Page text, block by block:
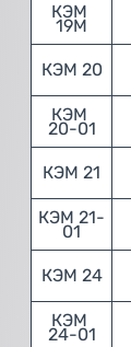
КЭМ
19М
КЭМ 20
КЭМ
20-01
КЭМ 21
КЭМ 21-
01
КЭМ 24
КЭМ
24-01